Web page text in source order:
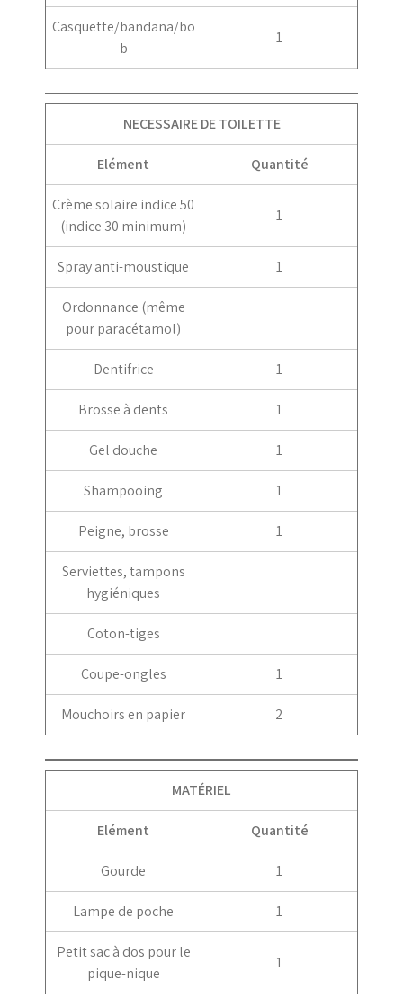
Casquette/bandana/bo
b
1
NECESSAIRE DE TOILETTE
Elément Quantité
Crème solaire indice 50
(indice 30 minimum)
1
Spray anti-moustique 1
Ordonnance (même
pour paracétamol)
Dentifrice 1
Brosse à dents 1
Gel douche 1
Shampooing 1
Peigne, brosse 1
Serviettes, tampons
hygiéniques
Coton-tiges
Coupe-ongles 1
Mouchoirs en papier 2
MATÉRIEL
Elément Quantité
Gourde 1
Lampe de poche 1
Petit sac à dos pour le
pique-nique
1